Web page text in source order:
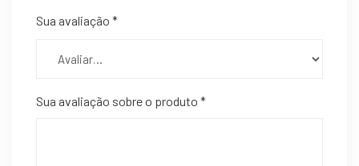
Sua avaliação *
Sua avaliação sobre o produto *